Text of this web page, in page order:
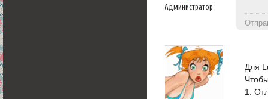
Администратор
Для
1.